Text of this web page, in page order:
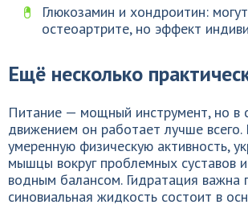
Глюкозамин и хондроитин:
остеоартрите, но эффект
Ещё несколько
Питание — мощный инструмент, но в
движением он работает лучше
умеренную физическую активность,
мышцы вокруг проблемных суставов
водным балансом. Гидратация важна
синовиальная жидкость состоит в